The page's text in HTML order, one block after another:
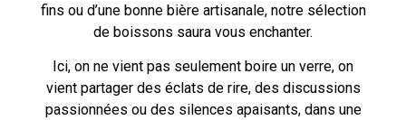
fins ou d’une bonne bière artisanale, notre sélection
de boissons saura vous enchanter.
Ici, on ne vient pas seulement boire un verre, on
vient partager des éclats de rire, des discussions
passionnées ou des silences apaisants, dans une